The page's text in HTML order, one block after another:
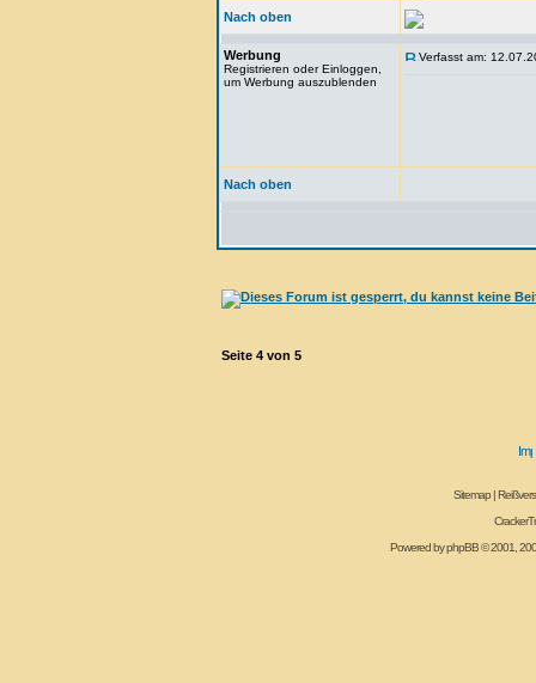
Nach oben
Werbung
Registrieren oder Einloggen,
um Werbung auszublenden
Verfasst am:
Nach oben
Seite 4 von 5
Sitemap|
Powered byphpBB© 2001,